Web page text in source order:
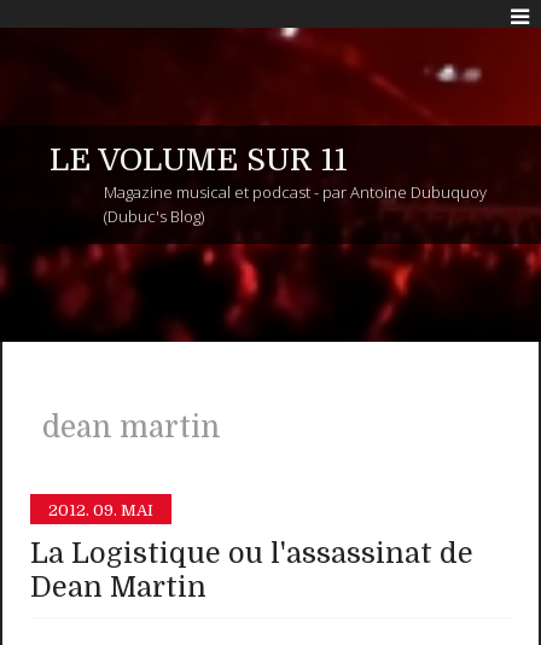
LE VOLUME SUR 11
Magazine musical et podcast - par Antoine Dubuquoy
(Dubuc's Blog)
dean martin
2012. 09. MAI
La Logistique ou l'assassinat de
Dean Martin